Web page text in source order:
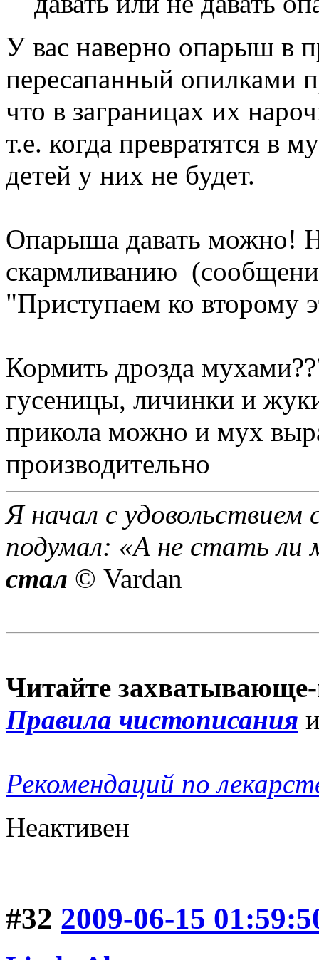
У вас наверно опарыш в
пересапанный опилками
что в заграницах их
т.е. когда превратятся в
детей у них не будет.
Опарыша давать можно!
скармливанию
"Приступаем ко второму
Кормить дрозда
гусеницы, личинки и
прикола можно и мух
производительно
Я начал с
подумал: «А не стать ли
стал © Vardan
Читайте
Правила чистописания
Рекомендаций по
Неактивен
#32 2009-06-15